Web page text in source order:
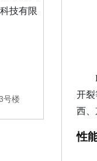
技有限
号楼
开裂
西
性